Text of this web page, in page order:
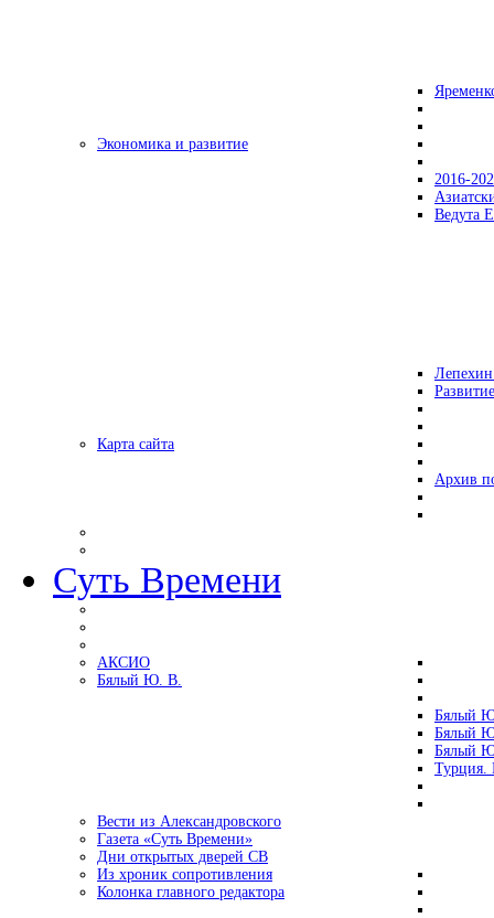
Экономика и развитие
2016-
Ведута
Карта сайта
Архив
Суть Времени
АКСИО
Бялый Ю. В.
Бялый
Бялый
Бялый
Турция.
Вести из Александровского
Газета «Суть Времени»
Дни открытых дверей СВ
Из хроник сопротивления
Колонка главного редактора